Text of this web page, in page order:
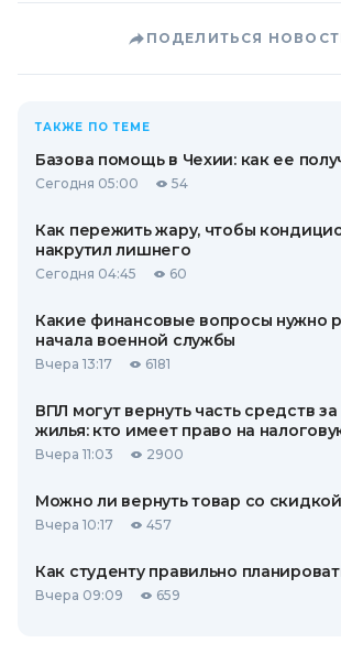
ПОДЕЛИТЬСЯ
ТАКЖЕ ПО ТЕМЕ
Базова помощь в Чехии: как ее
Сегодня 05:00 54
Как пережить жару, чтобы
накрутил лишнего
Сегодня 04:45 60
Какие финансовые вопросы нужно
начала военной службы
Вчера 13:17 6181
ВПЛ могут вернуть часть средств
жилья: кто имеет право на
Вчера 11:03 2900
Можно ли вернуть товар со
Вчера 10:17 457
Как студенту правильно
Вчера 09:09 659